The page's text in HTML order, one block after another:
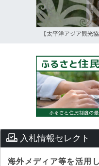
【太平洋アジア観光
入札情報セレクト
海外メディア等を活用